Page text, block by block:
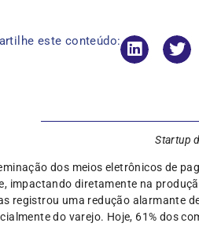
este conteúdo:
Startup
dos meios eletrônicos de
impactando diretamente na
registrou uma redução alarmante
do varejo. Hoje, 61% dos